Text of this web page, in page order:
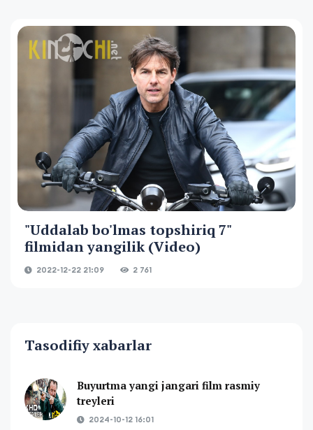
"Uddalab bo'lmas topshiriq 7"
filmidan yangilik (Video)
2022-12-22 21:09 2 761
Tasodifiy xabarlar
Buyurtma yangi jangari film rasmiy
treyleri
2024-10-12 16:01